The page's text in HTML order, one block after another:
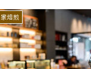
焙煎